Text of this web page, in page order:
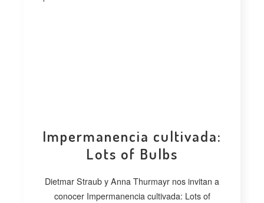
Impermanencia cultivada:
Lots of Bulbs
Dietmar Straub y Anna Thurmayr nos invitan a
conocer Impermanencia cultivada: Lots of